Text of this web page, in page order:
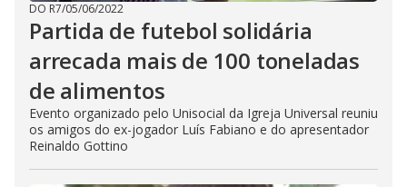
DO R7/05/06/2022
Partida de futebol solidária
arrecada mais de 100 toneladas
de alimentos
Evento organizado pelo Unisocial da Igreja Universal reuniu
os amigos do ex-jogador Luís Fabiano e do apresentador
Reinaldo Gottino